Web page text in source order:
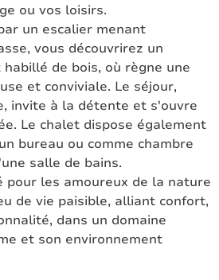
ou vos loisirs.
un escalier menant
vous découvrirez un
de bois, où règne une
et conviviale. Le séjour,
invite à la détente et s'ouvre
Le chalet dispose également
bureau ou comme chambre
salle de bains.
pour les amoureux de la nature
de vie paisible, alliant confort,
dans un domaine
et son environnement